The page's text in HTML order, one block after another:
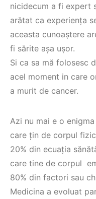
nicidecum a fi expert
arătat ca experiența
aceasta cunoaștere
fi sărite așa ușor.
Si ca sa mă folosesc
acel moment in care
a murit de cancer.
Azi nu mai e o
care țin de corpul
20% din ecuația
care tine de corpul
80% din factori sau
Medicina a evoluat